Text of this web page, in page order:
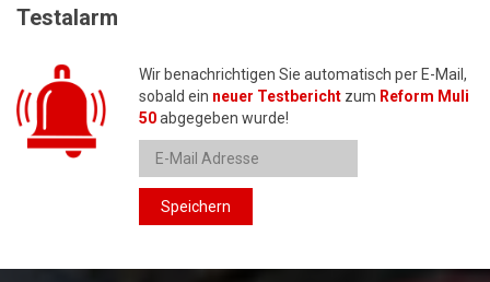
Testalarm
Wir benachrichtigen Sie automatisch per E-Mail,
sobald ein neuer Testbericht zum Reform Muli
50abgegeben wurde!
Speichern